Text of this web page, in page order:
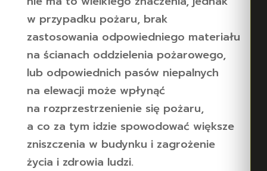
w przypadku pożaru, brak
zastosowania odpowiedniego materiału
na ścianach oddzielenia pożarowego,
lub odpowiednich pasów niepalnych
na elewacji może wpłynąć
na rozprzestrzenienie się pożaru,
a co za tym idzie spowodować większe
zniszczenia w budynku i zagrożenie
życia i zdrowia ludzi.